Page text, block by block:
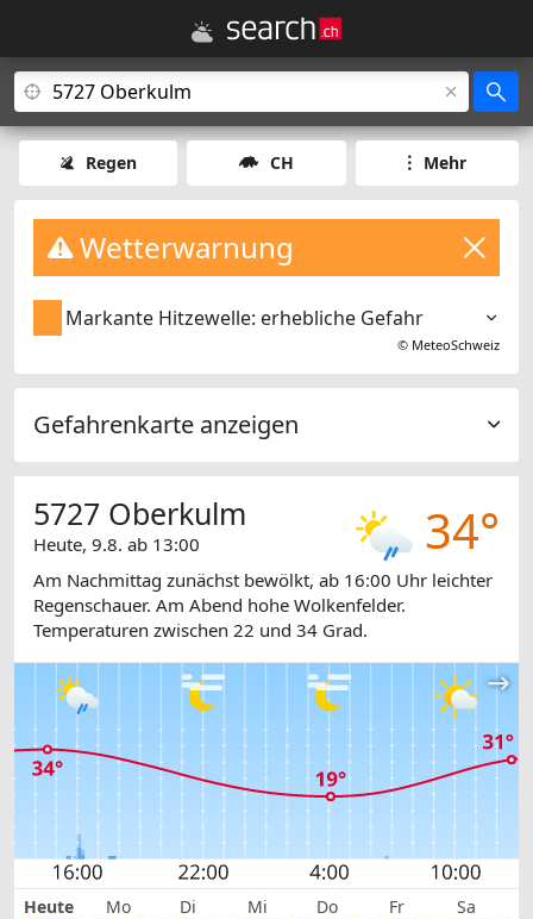
Regen CH Mehr
Wetterwarnung
Markante Hitzewelle: erhebliche Gefahr
© MeteoSchweiz
Gefahrenkarte anzeigen
34°
5727 Oberkulm
Heute, 9.8. ab 13:00
Am Nachmittag zunächst bewölkt, ab 16:00 Uhr leichter
Regenschauer. Am Abend hohe Wolkenfelder.
Temperaturen zwischen 22 und 34 Grad.
Heute Mo Di Mi Do Fr Sa